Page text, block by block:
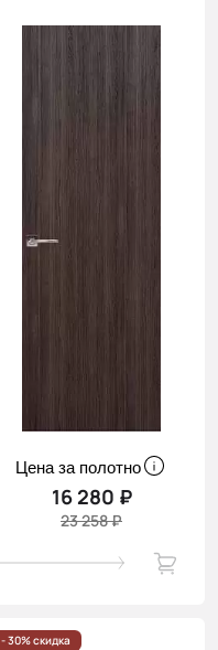
Цена за полотно
16 280 ₽
23 258 ₽
- 30% скидка